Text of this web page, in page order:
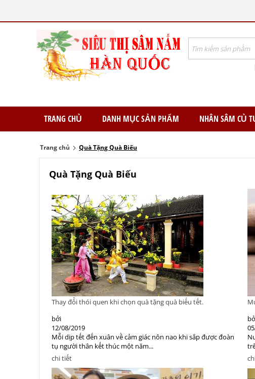
TRANG CHỦ DANH MỤC SẢN PHẨM NHÂN SÂM CỦ
Trang chủ Quà Tặng Quà Biếu
Quà Tặng Quà Biếu
Thay đổi thói quen khi chọn quà tặng quà biếu tết.
bởi
12/08/2019
Mỗi dịp tết đến xuân về cảm giác nôn nao khi sắp được đoàn
tụ người thân kết thúc một năm...
chi tiết